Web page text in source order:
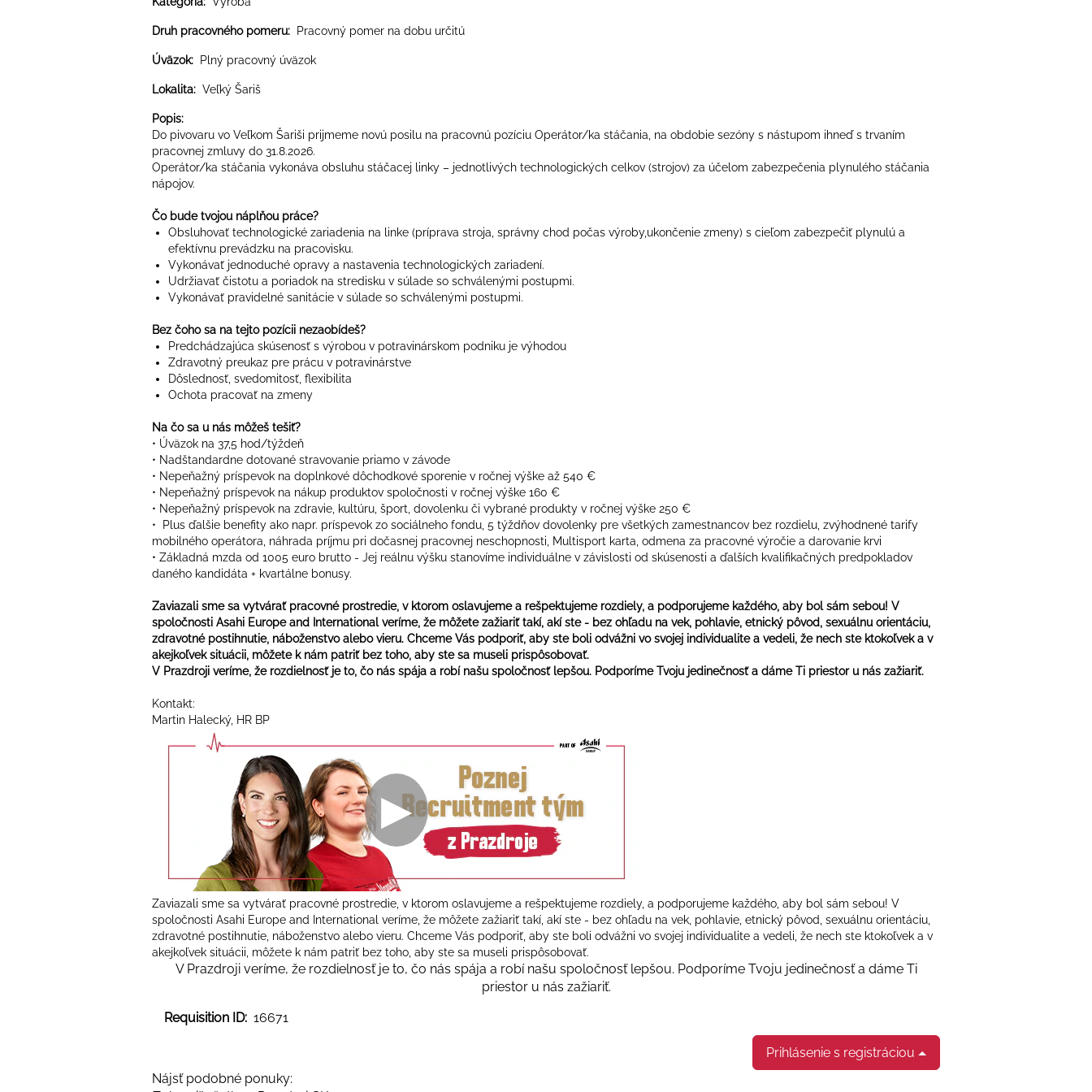
Druh pracovného pomeru: Pracovný pomer na dobu určitú
Úväzok: Plný pracovný úväzok
Lokalita: Veľký Šariš
Popis:
Do pivovaru vo Veľkom Šariši prijmeme novú posilu na pracovnú pozíciu Operátor/ka stáčania, na obdobie sezóny s nástupom ihneď s trvaním
pracovnej zmluvy do 31.8.2026.
Operátor/ka stáčania vykonáva obsluhu stáčacej linky – jednotlivých technologických celkov (strojov) za účelom zabezpečenia plynulého stáčania
nápojov.
Čo bude tvojou náplňou práce?
Obsluhovať technologické zariadenia na linke (príprava stroja, správny chod počas výroby,ukončenie zmeny) s cieľom zabezpečiť plynulú a
efektívnu prevádzku na pracovisku.
Vykonávať jednoduché opravy a nastavenia technologických zariadení.
Udržiavať čistotu a poriadok na stredisku v súlade so schválenými postupmi.
Vykonávať pravidelné sanitácie v súlade so schválenými postupmi.
Bez čoho sa na tejto pozícii nezaobídeš?
Predchádzajúca skúsenosť s výrobou v potravinárskom podniku je výhodou
Zdravotný preukaz pre prácu v potravinárstve
Dôslednosť, svedomitosť, flexibilita
Ochota pracovať na zmeny
Na čo sa u nás môžeš tešiť?
• Úväzok na 37,5 hod/týždeň
• Nadštandardne dotované stravovanie priamo v závode
• Nepeňažný príspevok na doplnkové dôchodkové sporenie v ročnej výške až 540 €
• Nepeňažný príspevok na nákup produktov spoločnosti v ročnej výške 160 €
• Nepeňažný príspevok na zdravie, kultúru, šport, dovolenku či vybrané produkty v ročnej výške 250 €
• Plus ďalšie benefity ako napr. príspevok zo sociálneho fondu, 5 týždňov dovolenky pre všetkých zamestnancov bez rozdielu, zvýhodnené tarify
mobilného operátora, náhrada príjmu pri dočasnej pracovnej neschopnosti, Multisport karta, odmena za pracovné výročie a darovanie krvi
• Základná mzda od 1005 euro brutto - Jej reálnu výšku stanovíme individuálne v závislosti od skúsenosti a ďalších kvalifikačných predpokladov
daného kandidáta + kvartálne bonusy.
Zaviazali sme sa vytvárať pracovné prostredie, v ktorom oslavujeme a rešpektujeme rozdiely, a podporujeme každého, aby bol sám sebou! V
spoločnosti Asahi Europe and International veríme, že môžete zažiariť takí, akí ste - bez ohľadu na vek, pohlavie, etnický pôvod, sexuálnu orientáciu,
zdravotné postihnutie, náboženstvo alebo vieru. Chceme Vás podporiť, aby ste boli odvážni vo svojej individualite a vedeli, že nech ste ktokoľvek a v
akejkoľvek situácii, môžete k nám patriť bez toho, aby ste sa museli prispôsobovať.
V Prazdroji veríme, že rozdielnosť je to, čo nás spája a robí našu spoločnosť lepšou. Podporíme Tvoju jedinečnosť a dáme Ti priestor u nás zažiariť.
Kontakt:
Martin Halecký, HR BP
Zaviazali sme sa vytvárať pracovné prostredie, v ktorom oslavujeme a rešpektujeme rozdiely, a podporujeme každého, aby bol sám sebou! V
spoločnosti Asahi Europe and International veríme, že môžete zažiariť takí, akí ste - bez ohľadu na vek, pohlavie, etnický pôvod, sexuálnu orientáciu,
zdravotné postihnutie, náboženstvo alebo vieru. Chceme Vás podporiť, aby ste boli odvážni vo svojej individualite a vedeli, že nech ste ktokoľvek a v
akejkoľvek situácii, môžete k nám patriť bez toho, aby ste sa museli prispôsobovať.
V Prazdroji veríme, že rozdielnosť je to, čo nás spája a robí našu spoločnosť lepšou. Podporíme Tvoju jedinečnosť a dáme Ti
priestor u nás zažiariť.
Requisition ID: 16671
Prihlásenie s registráciou
Nájsť podobné ponuky: